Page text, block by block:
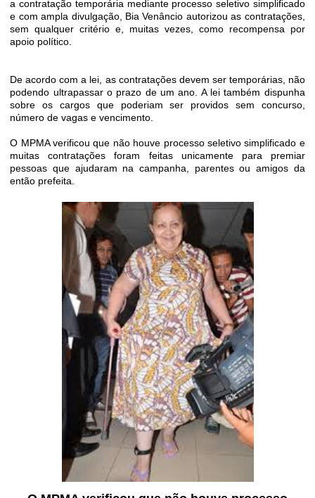
a contratação temporária mediante processo seletivo simplificado
e com ampla divulgação, Bia Venâncio autorizou as contratações,
sem qualquer critério e, muitas vezes, como recompensa por
apoio político.
De acordo com a lei, as contratações devem ser temporárias, não
podendo ultrapassar o prazo de um ano. A lei também dispunha
sobre os cargos que poderiam ser providos sem concurso,
número de vagas e vencimento.
O MPMA verificou que não houve processo seletivo simplificado e
muitas contratações foram feitas unicamente para premiar
pessoas que ajudaram na campanha, parentes ou amigos da
então prefeita.